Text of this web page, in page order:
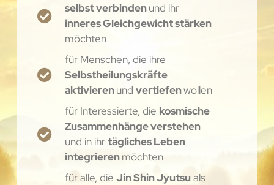
selbst verbindenund ihr
inneres Gleichgewicht stärken
möchten
für Menschen, die ihre
Selbstheilungskräfte
aktivierenund vertiefenwollen
für Interessierte, die kosmische
Zusammenhänge verstehen
und in ihrtägliches Leben
integrierenmöchten
für alle, die Jin Shin Jyutsuals